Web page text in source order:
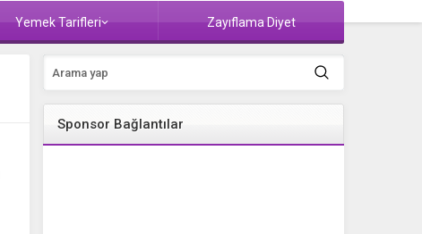
Yemek Tarifleri Zayıflama Diyet
Sponsor Bağlantılar